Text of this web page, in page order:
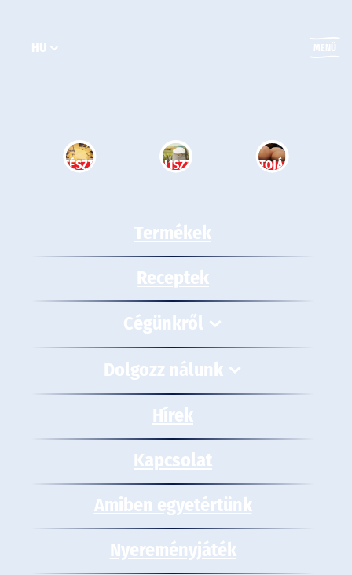
tartalomhoz
HU MENÜ
TÉSZTA LISZT TOJÁS
Termékek
Receptek
Cégünkről
Dolgozz nálunk
Hírek
Kapcsolat
Amiben egyetértünk
Nyereményjáték